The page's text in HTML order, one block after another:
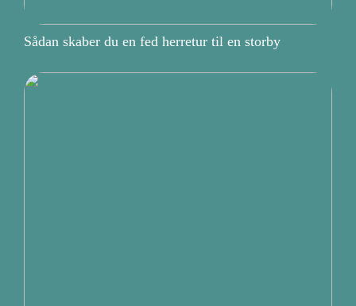
Sådan skaber du en fed herretur til en storby